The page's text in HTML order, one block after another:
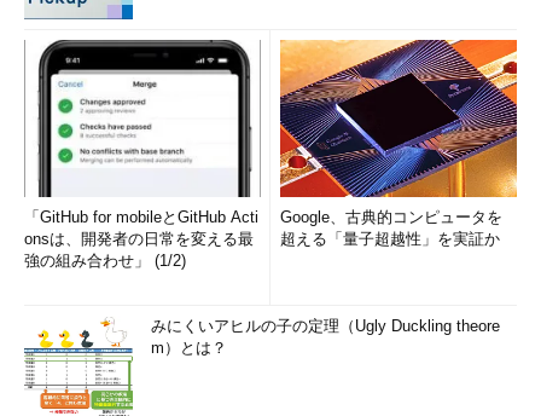
「GitHub for mobileとGitHub Acti
onsは、開発者の日常を変える最
強の組み合わせ」 (1/2)
Google、古典的コンピュータを
超える「量子超越性」を実証か
みにくいアヒルの子の定理（Ugly Duckling theore
m）とは？